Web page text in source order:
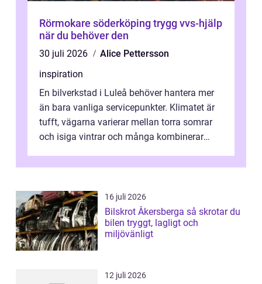
Rörmokare söderköping trygg vvs-hjälp
när du behöver den
30 juli 2026
Alice Pettersson
inspiration
En bilverkstad i Luleå behöver hantera mer
än bara vanliga servicepunkter. Klimatet är
tufft, vägarna varierar mellan torra somrar
och isiga vintrar och många kombinerar
16 juli 2026
Bilskrot Åkersberga så skrotar du
bilen tryggt, lagligt och
miljövänligt
12 juli 2026